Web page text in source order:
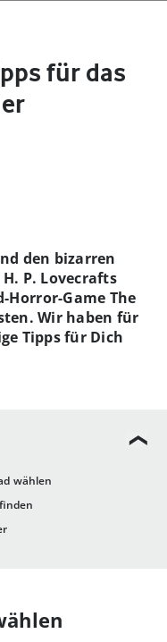
für das
wählen
den bizarren
P. Lovecrafts
Horror-Game The
Wir haben für
Tipps für Dich